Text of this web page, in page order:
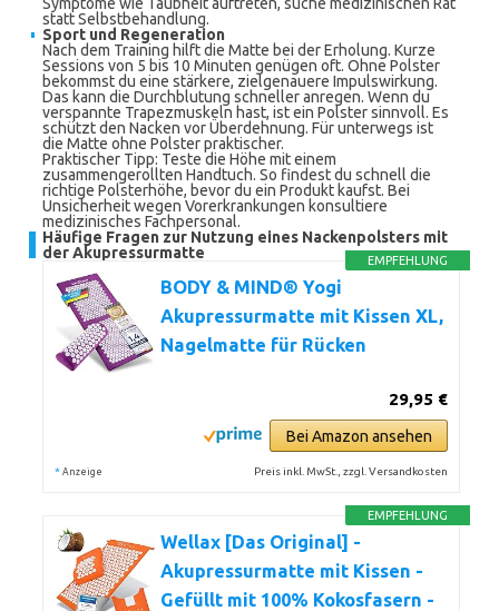
statt Selbstbehandlung.
Sport und Regeneration
Nach dem Training hilft die Matte bei der Erholung. Kurze
Sessions von 5 bis 10 Minuten genügen oft. Ohne Polster
bekommst du eine stärkere, zielgenauere Impulswirkung.
Das kann die Durchblutung schneller anregen. Wenn du
verspannte Trapezmuskeln hast, ist ein Polster sinnvoll. Es
schützt den Nacken vor Überdehnung. Für unterwegs ist
die Matte ohne Polster praktischer.
Praktischer Tipp: Teste die Höhe mit einem
zusammengerollten Handtuch. So findest du schnell die
richtige Polsterhöhe, bevor du ein Produkt kaufst. Bei
Unsicherheit wegen Vorerkrankungen konsultiere
medizinisches Fachpersonal.
Häufige Fragen zur Nutzung eines Nackenpolsters mit
der Akupressurmatte
EMPFEHLUNG
BODY & MIND® Yogi
Akupressurmatte mit Kissen XL,
Nagelmatte für Rücken
29,95 €
Bei Amazon ansehen
* Anzeige Preis inkl. MwSt., zzgl. Versandkosten
EMPFEHLUNG
Wellax [Das Original] -
Akupressurmatte mit Kissen -
Gefüllt mit 100% Kokosfasern -